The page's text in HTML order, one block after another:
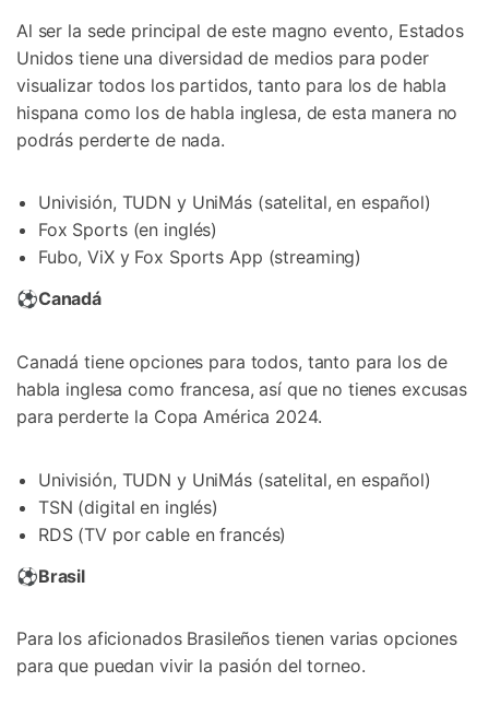
Al ser la sede principal de este magno evento, Estados
Unidos tiene una diversidad de medios para poder
visualizar todos los partidos, tanto para los de habla
hispana como los de habla inglesa, de esta manera no
podrás perderte de nada.
Univisión, TUDN y UniMás (satelital, en español)
Fox Sports (en inglés)
Fubo, ViX y Fox Sports App (streaming)
⚽Canadá
Canadá tiene opciones para todos, tanto para los de
habla inglesa como francesa, así que no tienes excusas
para perderte la Copa América 2024.
Univisión, TUDN y UniMás (satelital, en español)
TSN (digital en inglés)
RDS (TV por cable en francés)
⚽Brasil
Para los aficionados Brasileños tienen varias opciones
para que puedan vivir la pasión del torneo.